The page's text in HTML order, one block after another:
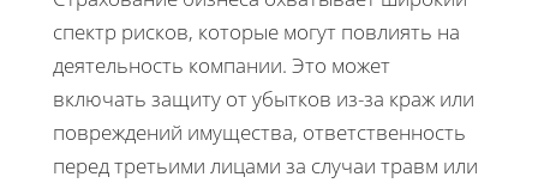
спектр рисков, которые могут повлиять на
деятельность компании. Это может
включать защиту от убытков из-за краж или
повреждений имущества, ответственность
перед третьими лицами за случаи травм или